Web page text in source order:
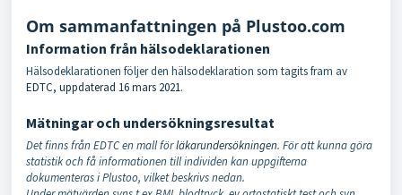
Om sammanfattningen på Plustoo.com
Information från hälsodeklarationen
Hälsodeklarationen följer den hälsodeklaration som tagits fram av
EDTC, uppdaterad 16 mars 2021.
Mätningar och undersökningsresultat
Det finns från EDTC en mall förläkarundersökningen. För att kunna göra
statistik och få informationen till individen kan uppgifterna
dokumenteras i Plustoo, vilket beskrivs nedan.